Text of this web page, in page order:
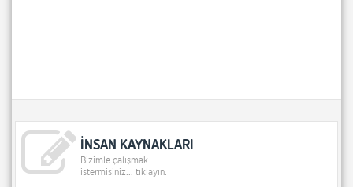
İNSAN KAYNAKLARI
Bizimle çalışmak
istermisiniz... tıklayın.